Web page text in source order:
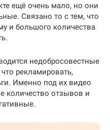
ещё очень мало, но они
Связано то с тем, что
и большого количества
недобросовестные
рекламировать,
Именно под их видео
количество отзывов и